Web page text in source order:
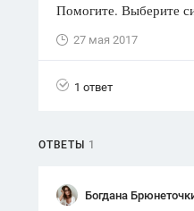
ФИПИ
ответов
Вузы
82 ответа
Spotlight
1551 ответ
Помогите. Выберите
27 мая 2017
1 ответ
ОТВЕТЫ 1
Богдана